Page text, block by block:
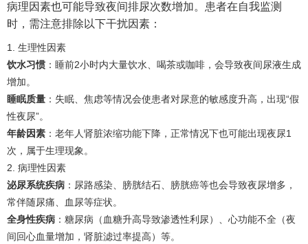
病理因素也可能导致夜间排尿次数增加。患者在自我监测
时，需注意排除以下干扰因素：
1. 生理性因素
饮水习惯 ：睡前2小时内大量饮水、喝茶或咖啡，会导致夜间尿液生成
增加。
睡眠质量 ：失眠、焦虑等情况会使患者对尿意的敏感度升高，出现“假
性夜尿”。
年龄因素 ：老年人肾脏浓缩功能下降，正常情况下也可能出现夜尿1
次，属于生理现象。
2. 病理性因素
泌尿系统疾病 ：尿路感染、膀胱结石、膀胱癌等也会导致夜尿增多，
常伴随尿痛、血尿等症状。
全身性疾病 ：糖尿病（血糖升高导致渗透性利尿）、心功能不全（夜
间回心血量增加，肾脏滤过率提高）等。